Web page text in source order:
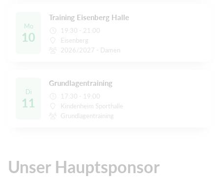
Mo
10
Training Eisenberg Halle
19:30 - 21:00
Eisenberg
2026/2027 - Damen
Di
11
Grundlagentraining
17:30 - 19:00
Kindenheim Sporthalle
Grundlagentraining
Unser Hauptsponsor